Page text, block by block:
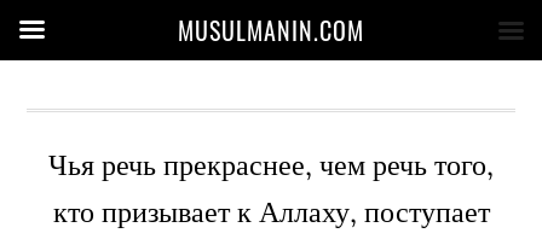
Чья речь прекраснее, чем речь того,
кто призывает к Аллаху, поступает
MUSULMANIN.COM